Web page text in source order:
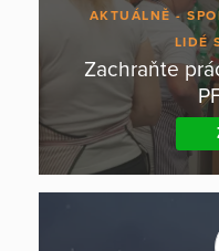
AKTUÁLNĚ -
LIDÉ
Zachraňte